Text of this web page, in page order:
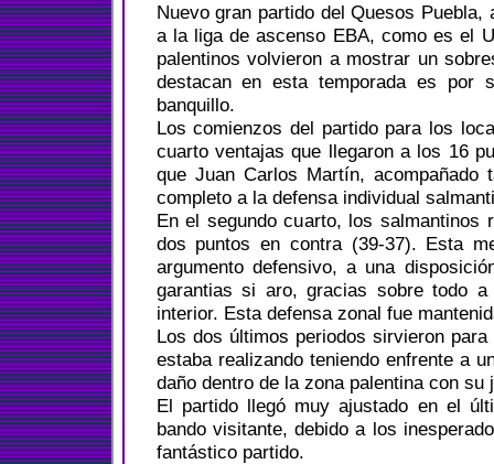
Nuevo gran partido del Quesos
a la liga de ascenso EBA, como es el
palentinos volvieron a mostrar un
destacan en esta temporada es por
banquillo.
Los comienzos del partido para los
cuarto ventajas que llegaron a los 16
que Juan Carlos Martín, acompañado
completo a la defensa individual
En el segundo cuarto, los salmantinos
dos puntos en contra (39-37). Esta
argumento defensivo, a una
garantias si aro, gracias sobre todo
interior. Esta defensa zonal fue
Los dos últimos periodos sirvieron
estaba realizando teniendo enfrente a
daño dentro de la zona palentina con su
El partido llegó muy ajustado en el
bando visitante, debido a los
fantástico partido.